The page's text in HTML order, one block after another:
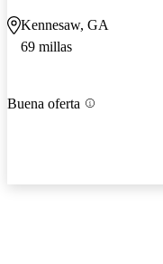
Kennesaw, GA
69 millas
Buena oferta